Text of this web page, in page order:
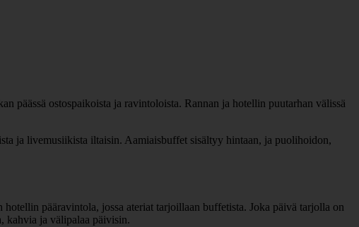
päässä ostospaikoista ja ravintoloista. Rannan ja hotellin puutarhan välissä
ja livemusiikista iltaisin. Aamiaisbuffet sisältyy hintaan, ja puolihoidon,
hotellin pääravintola, jossa ateriat tarjoillaan buffetista. Joka päivä tarjolla on
kahvia ja välipalaa päivisin.